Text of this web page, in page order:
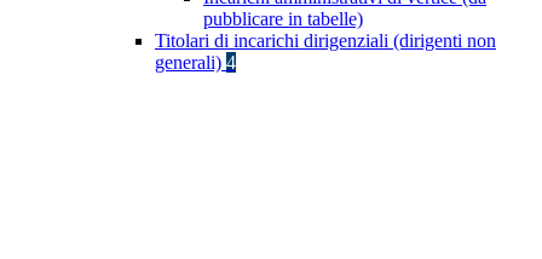
pubblicare in tabelle)
Titolari di incarichi dirigenziali (dirigenti non
generali) 4